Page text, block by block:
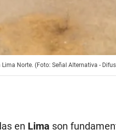
Norte. (Foto: Señal Alternativa -
en Lima son